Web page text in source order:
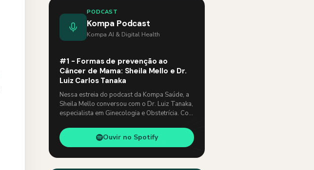
PODCAST
Kompa Podcast
Kompa AI & Digital Health
#1 - Formas de prevenção ao
Câncer de Mama: Sheila Mello e Dr.
Luiz Carlos Tanaka
Nessa estreia do podcast da Kompa Saúde, a
Sheila Mello conversou com o Dr. Luiz Tanaka,
especialista em Ginecologia e Obstetrícia. Com
Ouvir no Spotify